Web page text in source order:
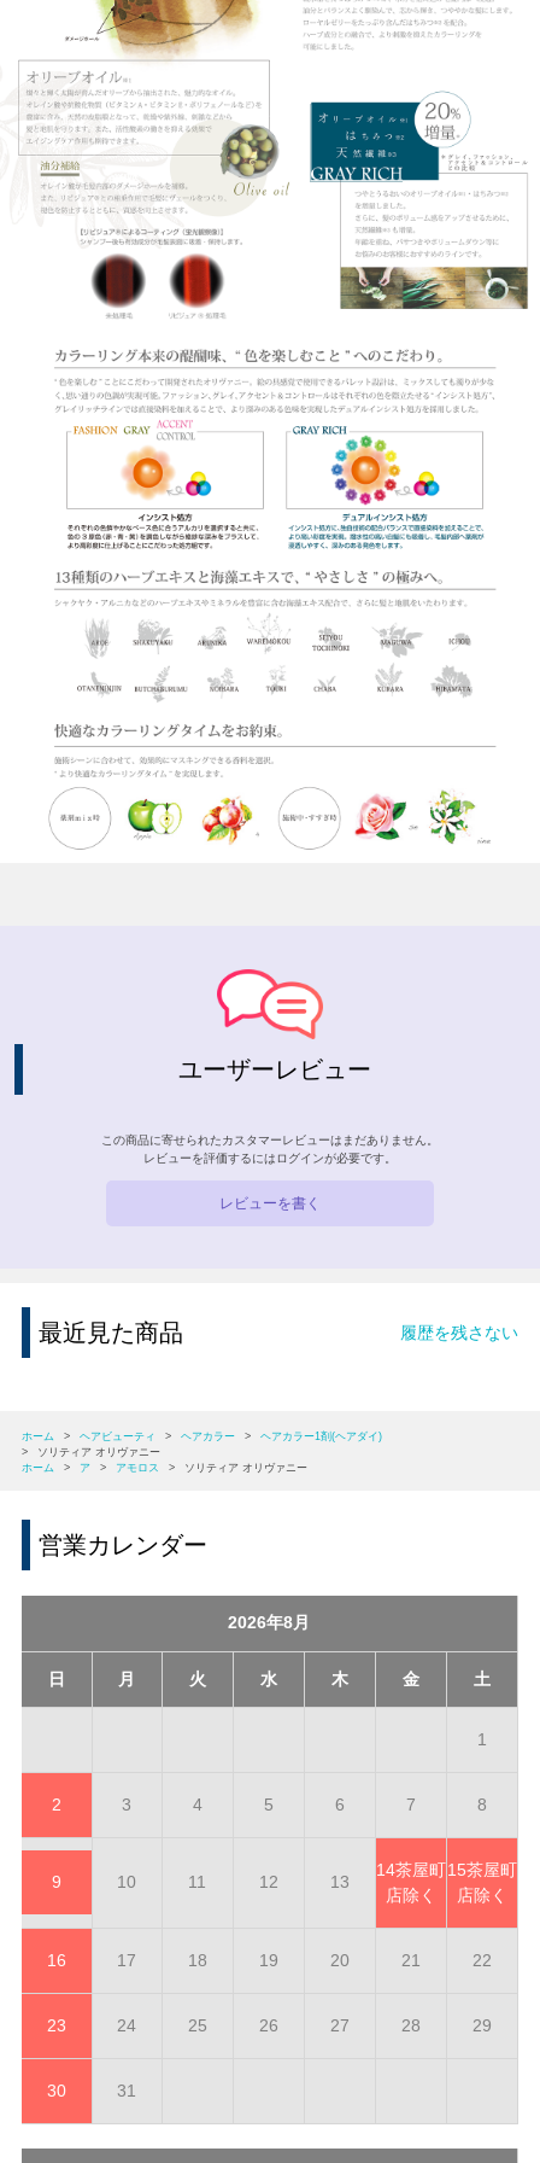
ユーザーレビュー
この商品に寄せられたカスタマーレビューはまだありません。
レビューを評価するには ログインが必要です。
レビューを書く
最近見た商品 履歴を残さない
ホーム > ヘアビューティ > ヘアカラー >
ヘアカラー1剤(ヘアダイ)
>
ソリティア オリヴァニー
ホーム
> ア > アモロス > ソリティア オリヴァニー
営業カレンダー
2026年8月
日 月 火 水 木 金 土
1
2 3 4 5 6 7 8
9 10 11 12 13
14茶屋町
店除く
15茶屋町
店除く
16 17 18 19 20 21 22
23 24 25 26 27 28 29
30 31